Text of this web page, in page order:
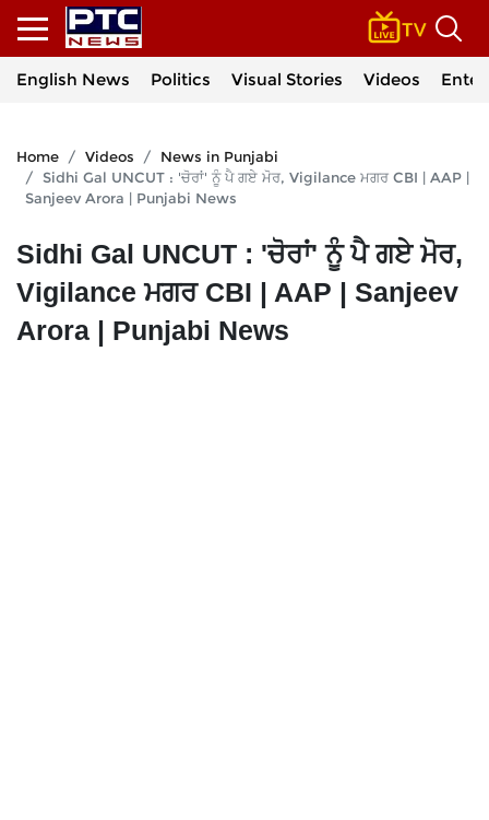
English News Politics Visual Stories Videos
Home Videos
News in Punjabi
Sidhi Gal UNCUT : 'ਚੋਰਾਂ' ਨੂੰ ਪੈ ਗਏ ਮੋਰ, Vigilance ਮਗਰ CBI | AAP |
Sanjeev Arora | Punjabi News
Sidhi Gal UNCUT : 'ਚੋਰਾਂ' ਨੂੰ ਪੈ ਗਏ ਮੋਰ,
Vigilance ਮਗਰ CBI | AAP | Sanjeev
Arora | Punjabi News